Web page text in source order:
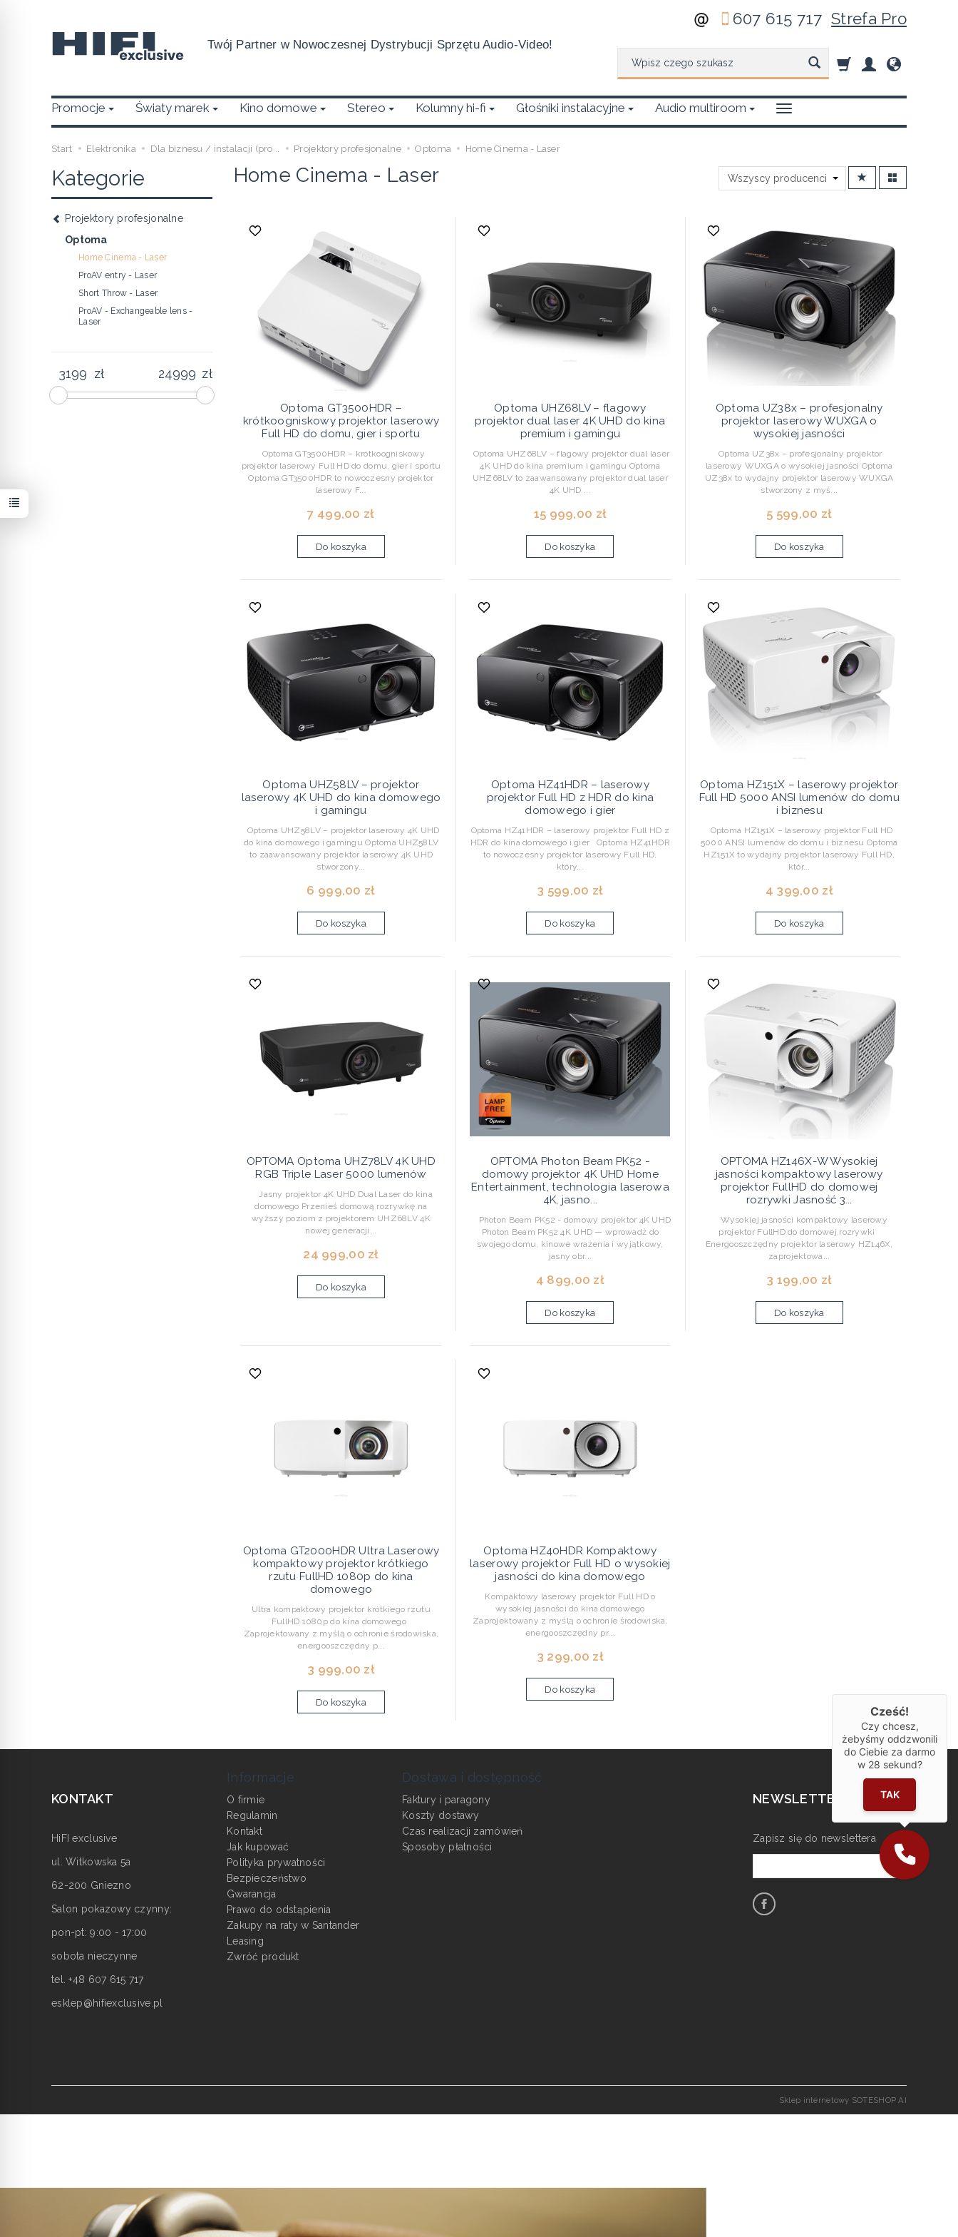
Twój Partner w Nowoczesnej Dystrybucji Sprzętu Audio-Video!
607 615 717Strefa Pro
Promocje Światy marek Kino domowe Stereo Kolumny hi-fi Głośniki instalacyjne Audio multiroom
Start Elektronika Dla biznesu / instalacji (pro .. Projektory profesjonalne Optoma Home Cinema - Laser
Home Cinema - Laser
Optoma GT3500HDR –
krótkoogniskowy projektor laserowy
Full HD do domu, gier i sportu
Optoma GT3500HDR – krótkoogniskowy
projektor laserowy Full HD do domu, gier i sportu
Optoma GT3500HDR to nowoczesny projektor
laserowy F...
7 499,00 zł
Do koszyka
Optoma UHZ68LV – flagowy
projektor dual laser 4K UHD do kina
premium i gamingu
Optoma UHZ68LV – flagowy projektor dual laser
4K UHD do kina premium i gamingu Optoma
UHZ68LV to zaawansowany projektor dual laser
4K UHD ...
15 999,00 zł
Do koszyka
Optoma UZ38x – profesjonalny
projektor laserowy WUXGA o
wysokiej jasności
Optoma UZ38x – profesjonalny projektor
laserowy WUXGA o wysokiej jasności Optoma
UZ38x to wydajny projektor laserowy WUXGA
stworzony z myś...
5 599,00 zł
Do koszyka
Optoma UHZ58LV – projektor
laserowy 4K UHD do kina domowego
i gamingu
Optoma UHZ58LV – projektor laserowy 4K UHD
do kina domowego i gamingu Optoma UHZ58LV
to zaawansowany projektor laserowy 4K UHD
stworzony...
6 999,00 zł
Do koszyka
Optoma HZ41HDR – laserowy
projektor Full HD z HDR do kina
domowego i gier
Optoma HZ41HDR – laserowy projektor Full HD z
HDR do kina domowego i gier Optoma HZ41HDR
to nowoczesny projektor laserowy Full HD,
który...
3 599,00 zł
Do koszyka
Optoma HZ151X – laserowy projektor
Full HD 5000 ANSI lumenów do domu
i biznesu
Optoma HZ151X – laserowy projektor Full HD
5000 ANSI lumenów do domu i biznesu Optoma
HZ151X to wydajny projektor laserowy Full HD,
któr...
4 399,00 zł
Do koszyka
OPTOMA Optoma UHZ78LV 4K UHD
RGB Triple Laser 5000 lumenów
Jasny projektor 4K UHD Dual Laser do kina
domowego Przenieś domową rozrywkę na
wyższy poziom z projektorem UHZ68LV 4K
nowej generacji...
24 999,00 zł
Do koszyka
OPTOMA Photon Beam PK52 -
domowy projektor 4K UHD Home
Entertainment, technologia laserowa
4K, jasno...
Photon Beam PK52 - domowy projektor 4K UHD
Photon Beam PK52 4K UHD — wprowadź do
swojego domu, kinowe wrażenia i wyjątkowy,
jasny obr...
4 899,00 zł
Do koszyka
OPTOMA HZ146X-W Wysokiej
jasności kompaktowy laserowy
projektor FullHD do domowej
rozrywki Jasność 3...
Wysokiej jasności kompaktowy laserowy
projektor FullHD do domowej rozrywki
Energooszczędny projektor laserowy HZ146X,
zaprojektowa...
3 199,00 zł
Do koszyka
Optoma GT2000HDR Ultra Laserowy
kompaktowy projektor krótkiego
rzutu FullHD 1080p do kina
domowego
Ultra kompaktowy projektor krótkiego rzutu
FullHD 1080p do kina domowego
Zaprojektowany z myślą o ochronie środowiska,
energooszczędny p...
3 999,00 zł
Do koszyka
Optoma HZ40HDR Kompaktowy
laserowy projektor Full HD o wysokiej
jasności do kina domowego
Kompaktowy laserowy projektor Full HD o
wysokiej jasności do kina domowego
Zaprojektowany z myślą o ochronie środowiska,
energooszczędny pr...
3 299,00 zł
Do koszyka
Kategorie
Projektory profesjonalne
Optoma
Home Cinema - Laser
ProAV entry - Laser
Short Throw - Laser
ProAV - Exchangeable lens -
Laser
zł zł
KONTAKT
HiFI exclusive
ul. Witkowska 5a
62-200 Gniezno
Salon pokazowy czynny:
pon-pt: 9:00 - 17:00
sobota nieczynne
tel. +48 607 615 717
esklep@hifiexclusive.pl
Informacje
O firmie
Regulamin
Kontakt
Jak kupować
Polityka prywatności
Bezpieczeństwo
Gwarancja
Prawo do odstąpienia
Zakupy na raty w Santander
Leasing
Zwróć produkt
Dostawa i dostępność
Faktury i paragony
Koszty dostawy
Czas realizacji zamówień
Sposoby płatności
NEWSLETTER
Zapisz się do newslettera
Sklep internetowy SOTESHOP AI
Cześć!
Czy chcesz,
żebyśmy oddzwonili
do Ciebie za darmo
w 28 sekund?
TAK